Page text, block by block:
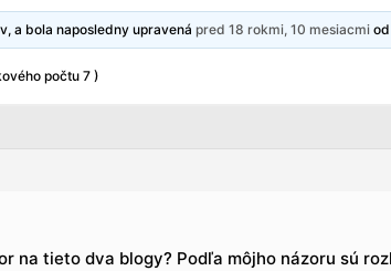
a bola naposledny upravenápred 18 rokmi, 10 mesiacmi
počtu 7 )
na tieto dva blogy? Podľa môjho názoru sú